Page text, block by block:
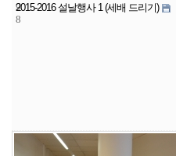
9
8
2015-2016 설날행사 1 (세배 드리기)